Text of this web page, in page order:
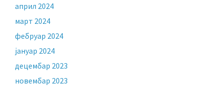
април 2024
март 2024
фебруар 2024
јануар 2024
децембар 2023
новембар 2023